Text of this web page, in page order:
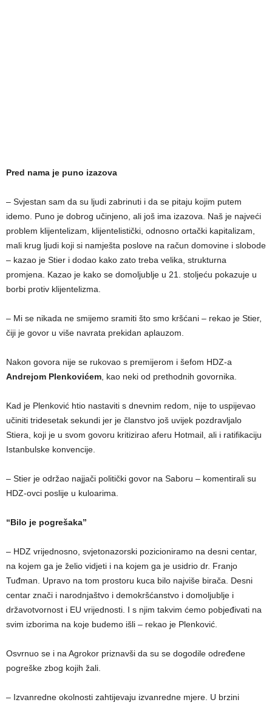
Pred nama je puno izazova
– Svjestan sam da su ljudi zabrinuti i da se pitaju kojim putem
idemo. Puno je dobrog učinjeno, ali još ima izazova. Naš je najveći
problem klijentelizam, klijentelistički, odnosno ortački kapitalizam,
mali krug ljudi koji si namješta poslove na račun domovine i slobode
– kazao je Stier i dodao kako zato treba velika, strukturna
promjena. Kazao je kako se domoljublje u 21. stoljeću pokazuje u
borbi protiv klijentelizma.
– Mi se nikada ne smijemo sramiti što smo kršćani – rekao je Stier,
čiji je govor u više navrata prekidan aplauzom.
Nakon govora nije se rukovao s premijerom i šefom HDZ-a
Andrejom Plenkovićem , kao neki od prethodnih govornika.
Kad je Plenković htio nastaviti s dnevnim redom, nije to uspijevao
učiniti tridesetak sekundi jer je članstvo još uvijek pozdravljalo
Stiera, koji je u svom govoru kritizirao aferu Hotmail, ali i ratifikaciju
Istanbulske konvencije.
– Stier je održao najjači politički govor na Saboru – komentirali su
HDZ-ovci poslije u kuloarima.
“Bilo je pogrešaka”
– HDZ vrijednosno, svjetonazorski pozicioniramo na desni centar,
na kojem ga je želio vidjeti i na kojem ga je usidrio dr. Franjo
Tuđman. Upravo na tom prostoru kuca bilo najviše birača. Desni
centar znači i narodnjaštvo i demokršćanstvo i domoljublje i
državotvornost i EU vrijednosti. I s njim takvim ćemo pobjeđivati na
svim izborima na koje budemo išli – rekao je Plenković.
Osvrnuo se i na Agrokor priznavši da su se dogodile određene
pogreške zbog kojih žali.
– Izvanredne okolnosti zahtijevaju izvanredne mjere. U brzini